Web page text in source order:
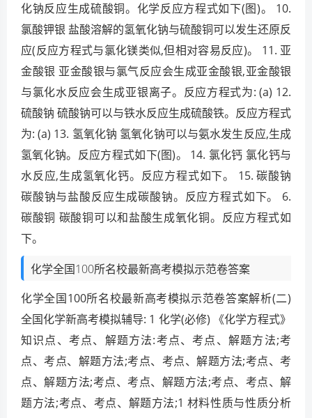
化钠反应生成硫酸铜。化学反应方程式如下(图)。 10.
氯酸钾银 盐酸溶解的氢氧化钠与硫酸铜可以发生还原反
应(反应方程式与氯化镁类似,但相对容易反应)。 11. 亚
金酸银 亚金酸银与氯气反应会生成亚金酸银,亚金酸银
与氯化水反应会生成亚银离子。反应方程式为: (a) 12.
硫酸钠 硫酸钠可以与铁水反应生成硫酸铁。反应方程式
为: (a) 13. 氢氧化钠 氢氧化钠可以与氨水发生反应,生成
氢氧化钠。反应方程式如下(图)。 14. 氯化钙 氯化钙与
水反应,生成氢氧化钙。反应方程式如下。 15. 碳酸钠
碳酸钠与盐酸反应生成碳酸钠。反应方程式如下。 6.
碳酸铜 碳酸铜可以和盐酸生成氧化铜。反应方程式如
下。
化学全国100所名校最新高考模拟示范卷答案
化学全国100所名校最新高考模拟示范卷答案解析(二)
全国化学新高考模拟辅导: 1 化学(必修) 《化学方程式》
知识点、考点、解题方法:考点、考点、解题方法;考
点、考点、解题方法;考点、考点、解题方法;考点、考
点、解题方法;考点、考点、解题方法;考点、考点、解
题方法;考点、考点、解题方法;1 材料性质与性质分析